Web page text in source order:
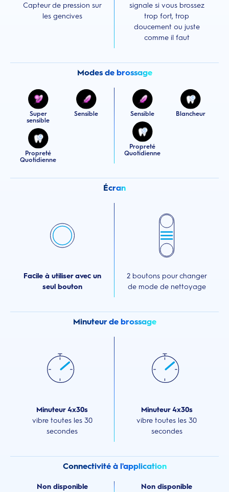
Capteur de pression sur
les gencives
signale si vous brossez
trop fort, trop
doucement ou juste
comme il faut
Modes de brossage
Super
sensible
Sensible
Propreté
Quotidienne
Sensible Blancheur
Propreté
Quotidienne
Écran
Facile à utiliser avec un
seul bouton
2 boutons pour changer
de mode de nettoyage
Minuteur de brossage
Minuteur 4x30s
vibre toutes les 30
secondes
Minuteur 4x30s
vibre toutes les 30
secondes
Connectivité à l'application
Non disponible Non disponible